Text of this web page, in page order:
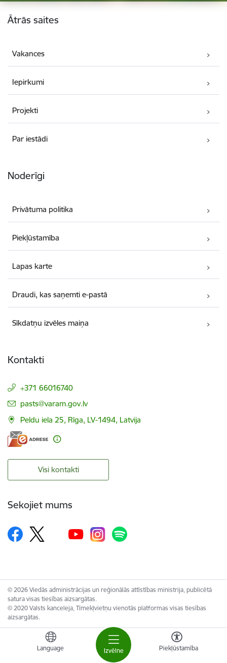
Izvēlne
Language Piekļūstamība
Kājene
Ātrās saites
Vakances
Iepirkumi
Projekti
Par iestādi
Noderīgi
Privātuma politika
Piekļūstamība
Lapas karte
Draudi, kas saņemti e-pastā
Sīkdatņu izvēles maiņa
Kontakti
+371 66016740
E-pasts:
pasts@varam.gov.lv
Peldu iela 25, Rīga, LV-1494, Latvija
Visi kontakti
Sekojiet mums
© 2026 Viedās administrācijas un reģionālās attīstības ministrija, publicētā
satura visas tiesības aizsargātas.
© 2020 Valsts kanceleja, Tīmekļvietņu vienotās platformas visas tiesības
aizsargātas.